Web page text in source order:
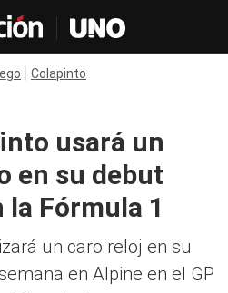
Colapinto
usará un
en su debut
Fórmula 1
un caro reloj en su
en Alpine en el GP